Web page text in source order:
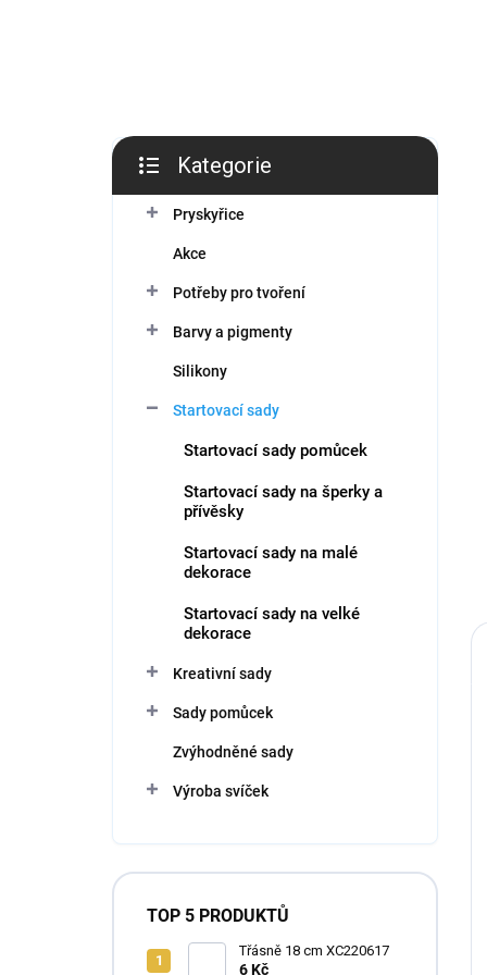
kategorie
Kategorie
Pryskyřice
Akce
Potřeby pro tvoření
Barvy a pigmenty
Silikony
Startovací sady
Startovací sady pomůcek
Startovací sady na šperky a
přívěsky
Startovací sady na malé
dekorace
Startovací sady na velké
dekorace
Kreativní sady
Sady pomůcek
Zvýhodněné sady
Výroba svíček
TOP 5 PRODUKTŮ
Třásně 18 cm XC220617
6 Kč